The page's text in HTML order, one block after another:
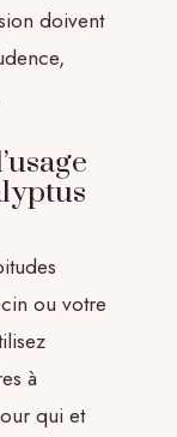
doivent
ou votre
à
qui et